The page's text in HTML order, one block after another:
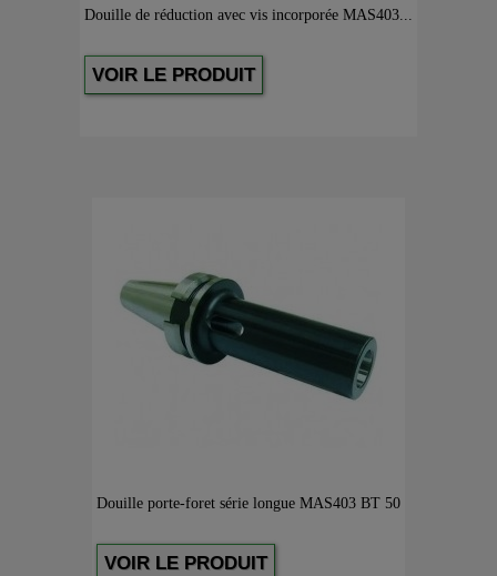
Douille de réduction avec vis incorporée MAS403...
VOIR LE PRODUIT
Douille porte-foret série longue MAS403 BT 50
VOIR LE PRODUIT